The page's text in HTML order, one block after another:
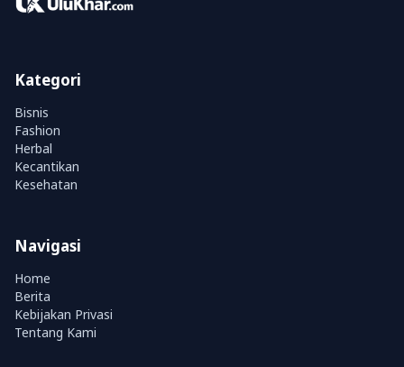
Kategori
Bisnis
Fashion
Herbal
Kecantikan
Kesehatan
Navigasi
Home
Berita
Kebijakan Privasi
Tentang Kami